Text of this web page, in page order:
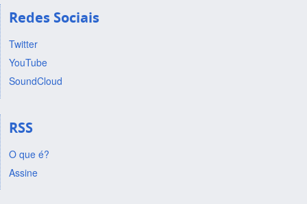
Redes Sociais
Twitter
YouTube
SoundCloud
RSS
O que é?
Assine